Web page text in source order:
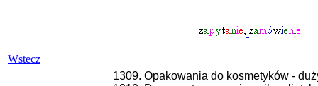
Wstecz
1309. Opakowania do kosmetyków -